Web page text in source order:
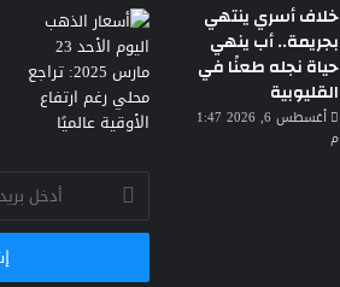
خلاف أسري ينتهي
بجريمة.. أب ينهي
حياة نجله طعنًا في
القليوبية
أغسطس 6, 2026 1:47
م
أدخل
بريدك
الإلكتروني